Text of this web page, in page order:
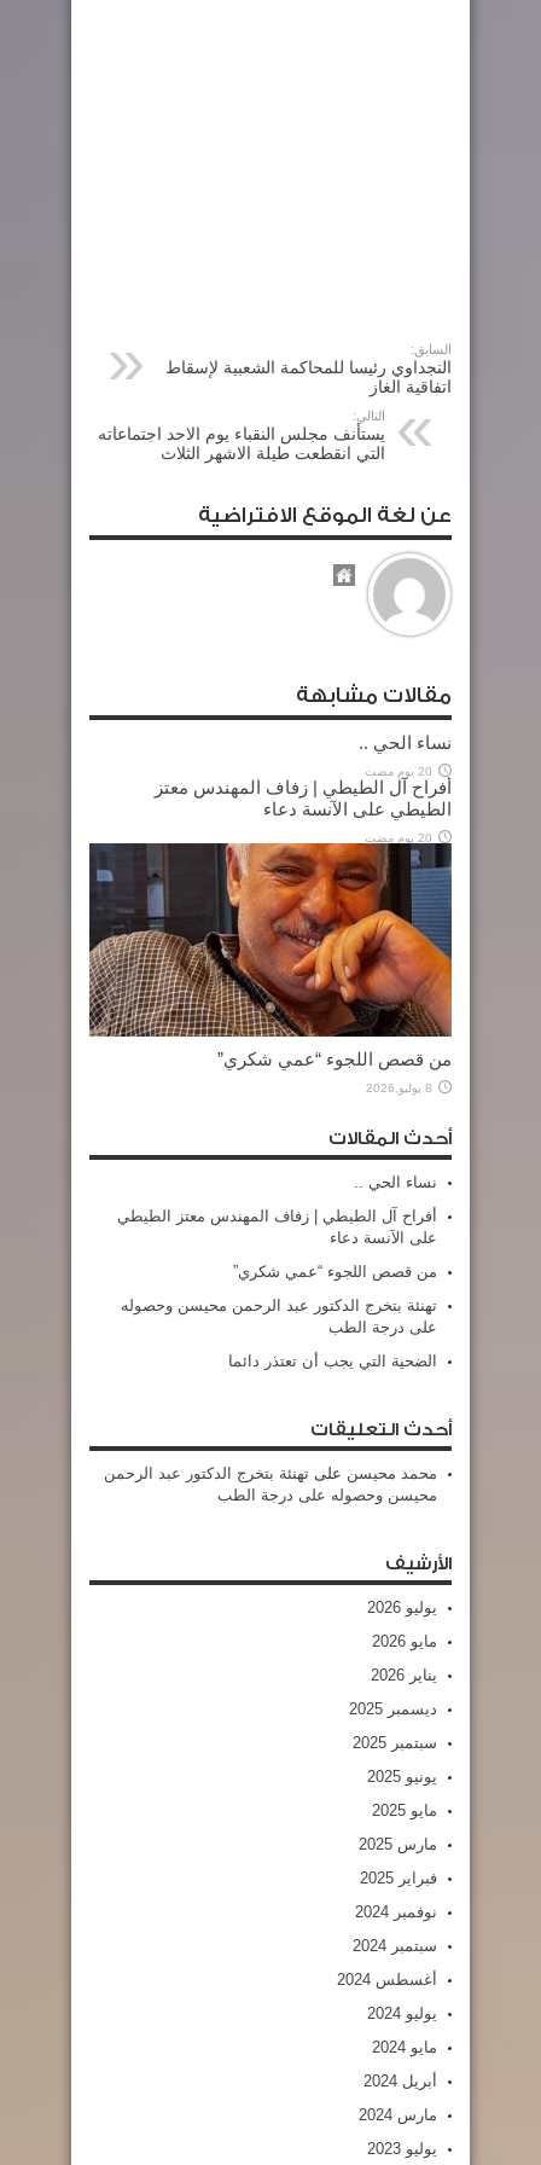
السابق:
النجداوي رئيسا للمحاكمة الشعبية لإسقاط
اتفاقية الغاز
التالي:
يستأنف مجلس النقباء يوم الاحد اجتماعاته
التي انقطعت طيلة الاشهر الثلاث
عن لغة الموقع الافتراضية
مقالات مشابهة
نساء الحي ..
20 يوم مضت
أفراح آل الطيطي | زفاف المهندس معتز
الطيطي على الآنسة دعاء
20 يوم مضت
من قصص اللجوء “عمي شكري”
8 يوليو,2026
أحدث المقالات
نساء الحي ..
أفراح آل الطيطي | زفاف المهندس معتز الطيطي
على الآنسة دعاء
من قصص اللجوء “عمي شكري”
تهنئة بتخرج الدكتور عبد الرحمن محيسن وحصوله
على درجة الطب
الضحية التي يجب أن تعتذر دائما
أحدث التعليقات
محمد محيسن على تهنئة بتخرج الدكتور عبد الرحمن
محيسن وحصوله على درجة الطب
الأرشيف
يوليو 2026
مايو 2026
يناير 2026
ديسمبر 2025
سبتمبر 2025
يونيو 2025
مايو 2025
مارس 2025
فبراير 2025
نوفمبر 2024
سبتمبر 2024
أغسطس 2024
يوليو 2024
مايو 2024
أبريل 2024
مارس 2024
يوليو 2023